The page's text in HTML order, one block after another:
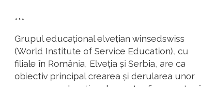
***
Grupul educațional elvețian winsedswiss
(World Institute of Service Education), cu
filiale în România, Elveția și Serbia, are ca
obiectiv principal crearea și derularea unor